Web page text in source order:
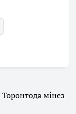
мінез